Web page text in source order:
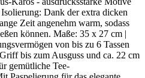
Dank der extra dicken
Zeit angenehm warm, sodass
können. Maße: 35 x 27 cm |
von bis zu 6 Tassen
bis zum Ausguss und ca. 22 cm
gemütliche Tee-